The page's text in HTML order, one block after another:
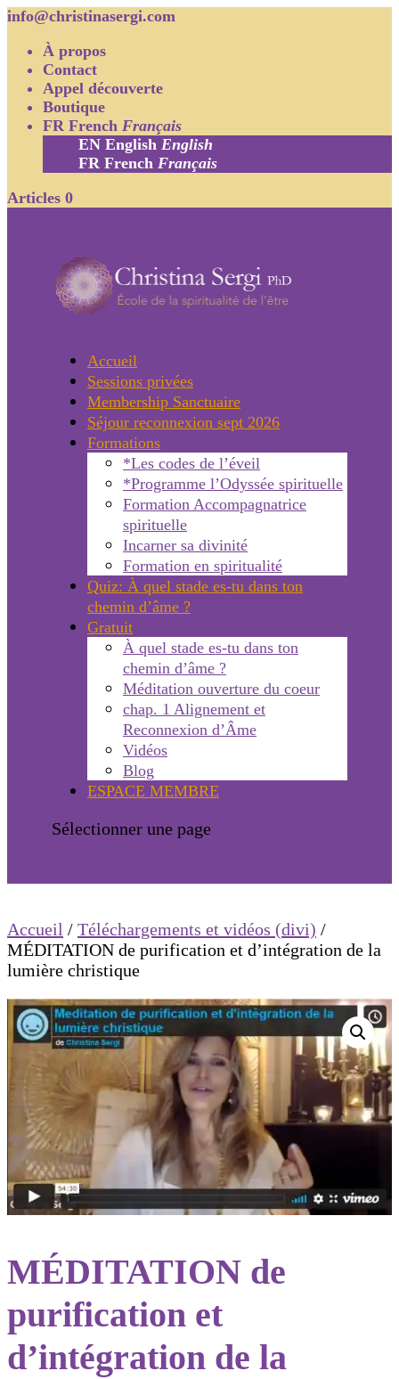
info@christinasergi.com
À propos
Contact
Appel découverte
Boutique
FR French Français
EN English English
FR French Français
Articles 0
Accueil
Sessions privées
Membership Sanctuaire
Séjour reconnexion sept 2026
Formations
*Les codes de l’éveil
*Programme l’Odyssée spirituelle
Formation Accompagnatrice
spirituelle
Incarner sa divinité
Formation en spiritualité
Quiz: À quel stade es-tu dans ton
chemin d’âme ?
Gratuit
À quel stade es-tu dans ton
chemin d’âme ?
Méditation ouverture du coeur
chap. 1 Alignement et
Reconnexion d’Âme
Vidéos
Blog
ESPACE MEMBRE
Sélectionner une page
Accueil / Téléchargements et vidéos (divi) /
MÉDITATION de purification et d’intégration de la
lumière christique
MÉDITATION de
purification et
d’intégration de la